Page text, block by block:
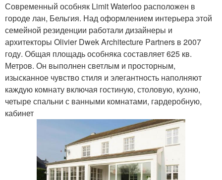
Современный особняк Limit Waterloo расположен в
городе лан, Бельгия. Над оформлением интерьера этой
семейной резиденции работали дизайнеры и
архитекторы Olivier Dwek Architecture Partners в 2007
году. Общая площадь особняка составляет 625 кв.
Метров. Он выполнен светлым и просторным,
изысканное чувство стиля и элегантность наполняют
каждую комнату включая гостиную, столовую, кухню,
четыре спальни с ванными комнатами, гардеробную,
кабинет